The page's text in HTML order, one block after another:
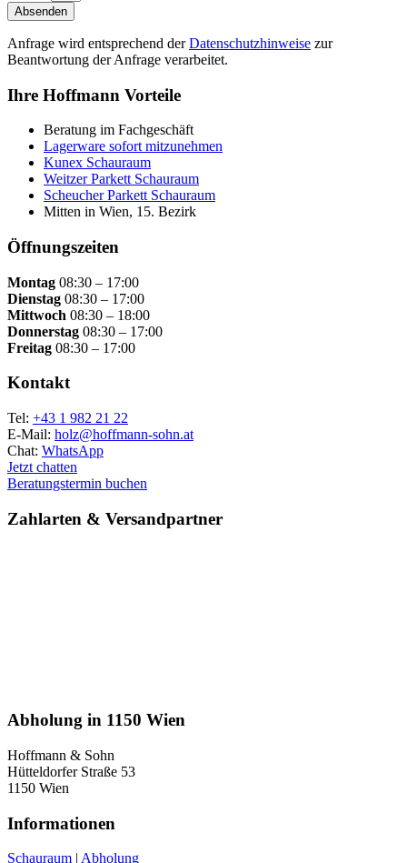
Absenden
Anfrage wird entsprechend derDatenschutzhinweise zur
Beantwortung der Anfrage verarbeitet.
Ihre Hoffmann Vorteile
Beratung im Fachgeschäft
Lagerware sofort mitzunehmen
Kunex Schauraum
Weitzer Parkett Schauraum
Scheucher Parkett Schauraum
Mitten in Wien, 15. Bezirk
Öffnungszeiten
Montag 08:30 – 17:00
Dienstag 08:30 – 17:00
Mittwoch 08:30 – 18:00
Donnerstag 08:30 – 17:00
Freitag 08:30 – 17:00
Kontakt
Tel: +43 1 982 21 22
E-Mail: holz@hoffmann-sohn.at
Chat: WhatsApp
Jetzt chatten
Beratungstermin buchen
Zahlarten & Versand­partner
Abholung in 1150 Wien
Hoffmann & Sohn
Hütteldorfer Straße 53
1150 Wien
Informationen
Schauraum Abholung